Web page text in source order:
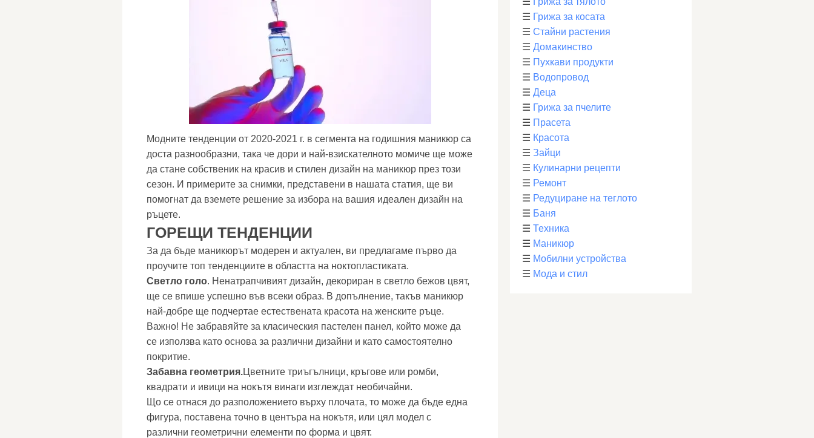
Модните тенденции от 2020-2021 г. в сегмента на годишния маникюр са
доста разнообразни, така че дори и най-взискателното момиче ще може
да стане собственик на красив и стилен дизайн на маникюр през този
сезон. И примерите за снимки, представени в нашата статия, ще ви
помогнат да вземете решение за избора на вашия идеален дизайн на
ръцете.
ГОРЕЩИ ТЕНДЕНЦИИ
За да бъде маникюрът модерен и актуален, ви предлагаме първо да
проучите топ тенденциите в областта на ноктопластиката.
Светло голо. Ненатрапчивият дизайн, декориран в светло бежов цвят,
ще се впише успешно във всеки образ. В допълнение, такъв маникюр
най-добре ще подчертае естествената красота на женските ръце.
Важно! Не забравяйте за класическия пастелен панел, който може да
се използва като основа за различни дизайни и като самостоятелно
покритие.
Забавна геометрия.Цветните триъгълници, кръгове или ромби,
квадрати и ивици на нокътя винаги изглеждат необичайни.
Що се отнася до разположението върху плочата, то може да бъде една
фигура, поставена точно в центъра на нокътя, или цял модел с
различни геометрични елементи по форма и цвят.
☰ Грижа за косата
☰ Стайни растения
☰ Домакинство
☰ Пухкави продукти
☰ Водопровод
☰ Деца
☰ Грижа за пчелите
☰ Прасета
☰ Красота
☰ Зайци
☰ Кулинарни рецепти
☰ Ремонт
☰ Редуциране на теглото
☰ Баня
☰ Техника
☰ Маникюр
☰ Мобилни устройства
☰ Мода и стил